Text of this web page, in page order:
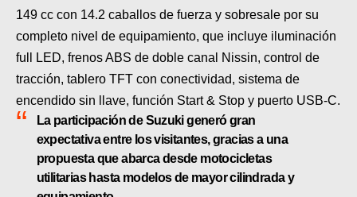
149 cc con 14.2 caballos de fuerza y sobresale por su
completo nivel de equipamiento, que incluye iluminación
full LED, frenos ABS de doble canal Nissin, control de
tracción, tablero TFT con conectividad, sistema de
encendido sin llave, función Start & Stop y puerto USB-C.
La participación de Suzuki generó gran
expectativa entre los visitantes, gracias a una
propuesta que abarca desde motocicletas
utilitarias hasta modelos de mayor cilindrada y